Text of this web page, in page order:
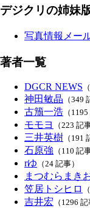
デジクリの姉妹
写真情報メー
著者一覧
DGCR NEWS
神田敏晶 （349
古籏一浩 （
モモヨ （223 記
三井英樹 （191
石原強 （110 記
rゆ （24 記事）
まつむらまき
笠居トシヒロ
吉井宏 （1296 記